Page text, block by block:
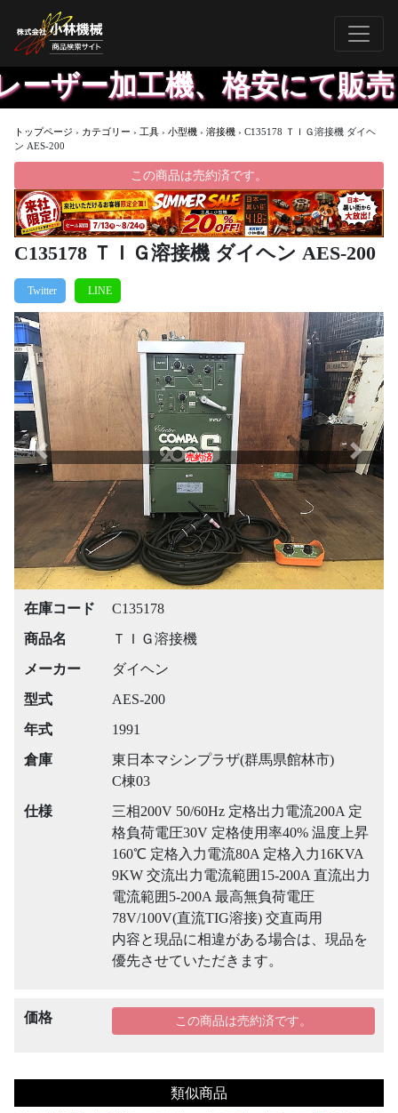
工機、格安にて販売して
トップページ › カテゴリー › 工具 › 小型機 › 溶接機 › C135178 ＴＩＧ溶接機 ダイヘ
ン AES-200
この商品は売約済です。
C135178 ＴＩＧ溶接機 ダイヘン AES-200
売約済
Previous Next
在庫コード
C135178
商品名
ＴＩＧ溶接機
メーカー
ダイヘン
型式
AES-200
年式
1991
倉庫
東日本マシンプラザ(群馬県館林市)
C棟03
仕様
三相200V 50/60Hz 定格出力電流200A 定
格負荷電圧30V 定格使用率40% 温度上昇
160℃ 定格入力電流80A 定格入力16KVA
9KW 交流出力電流範囲15-200A 直流出力
電流範囲5-200A 最高無負荷電圧
78V/100V(直流TIG溶接) 交直両用
内容と現品に相違がある場合は、現品を
優先させていただきます。
価格 この商品は売約済です。
類似商品